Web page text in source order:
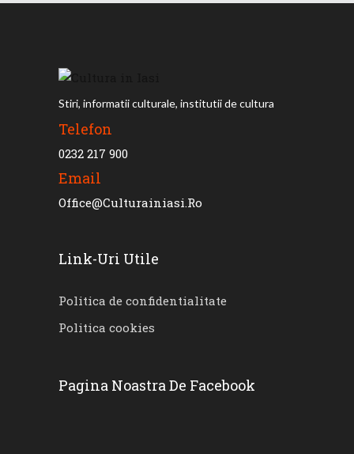
Stiri, informatii culturale, institutii de cultura
Telefon
0232 217 900
Email
Office@culturainiasi.ro
Link-Uri Utile
Politica de confidentialitate
Politica cookies
Pagina Noastra De Facebook